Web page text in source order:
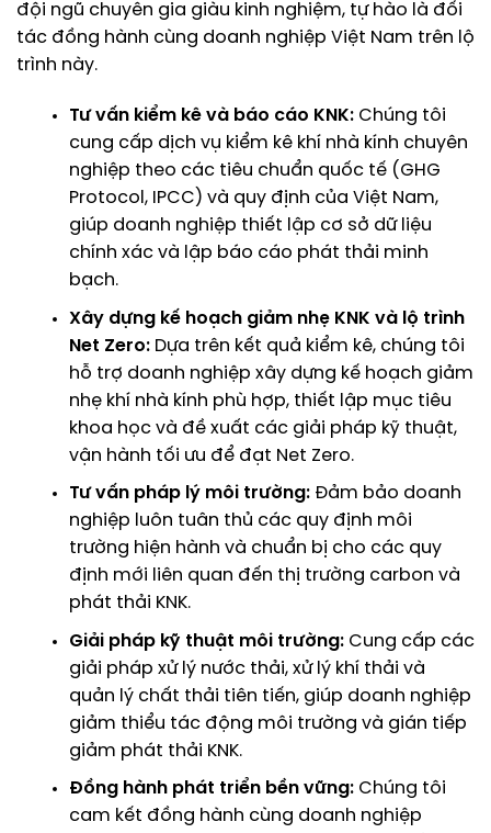
đội ngũ chuyên gia giàu kinh nghiệm, tự hào là đối
tác đồng hành cùng doanh nghiệp Việt Nam trên lộ
trình này.
Tư vấn kiểm kê và báo cáo KNK: Chúng tôi
cung cấp dịch vụ kiểm kê khí nhà kính chuyên
nghiệp theo các tiêu chuẩn quốc tế (GHG
Protocol, IPCC) và quy định của Việt Nam,
giúp doanh nghiệp thiết lập cơ sở dữ liệu
chính xác và lập báo cáo phát thải minh
bạch.
Xây dựng kế hoạch giảm nhẹ KNK và lộ trình
Net Zero: Dựa trên kết quả kiểm kê, chúng tôi
hỗ trợ doanh nghiệp xây dựng kế hoạch giảm
nhẹ khí nhà kính phù hợp, thiết lập mục tiêu
khoa học và đề xuất các giải pháp kỹ thuật,
vận hành tối ưu để đạt Net Zero.
Tư vấn pháp lý môi trường: Đảm bảo doanh
nghiệp luôn tuân thủ các quy định môi
trường hiện hành và chuẩn bị cho các quy
định mới liên quan đến thị trường carbon và
phát thải KNK.
Giải pháp kỹ thuật môi trường: Cung cấp các
giải pháp xử lý nước thải, xử lý khí thải và
quản lý chất thải tiên tiến, giúp doanh nghiệp
giảm thiểu tác động môi trường và gián tiếp
giảm phát thải KNK.
Đồng hành phát triển bền vững: Chúng tôi
cam kết đồng hành cùng doanh nghiệp